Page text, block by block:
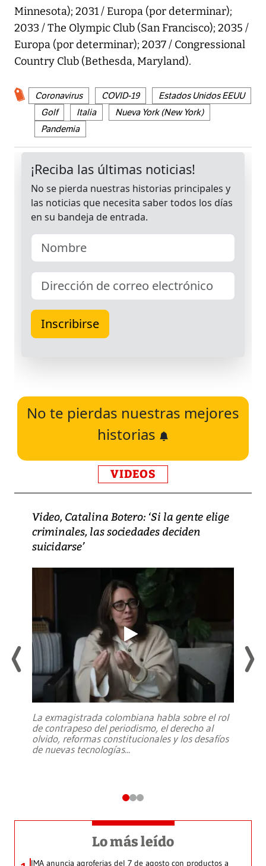
Minnesota); 2031 / Europa (por determinar);
2033 / The Olympic Club (San Francisco); 2035 /
Europa (por determinar); 2037 / Congressional
Country Club (Bethesda, Maryland).
Coronavirus COVID-19
Estados Unidos EEUU
Golf
Italia
Nueva York (New York)
Pandemia
No te pierdas nuestras mejores
historias
VIDEOS
Video, Catalina Botero: ‘Si la gente elige
criminales, las sociedades deciden
suicidarse’
La exmagistrada colombiana habla sobre el rol
de contrapeso del periodismo, el derecho al
olvido, reformas constitucionales y los desafíos
de nuevas tecnologías...
Lo más leído
IMA anuncia agroferias del 7 de agosto con productos a